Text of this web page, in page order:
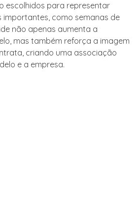
escolhidos para representar
importantes, como semanas de
não apenas aumenta a
mas também reforça a imagem
criando uma associação
e a empresa.